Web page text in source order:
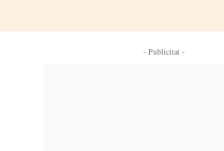
- Publicitat -